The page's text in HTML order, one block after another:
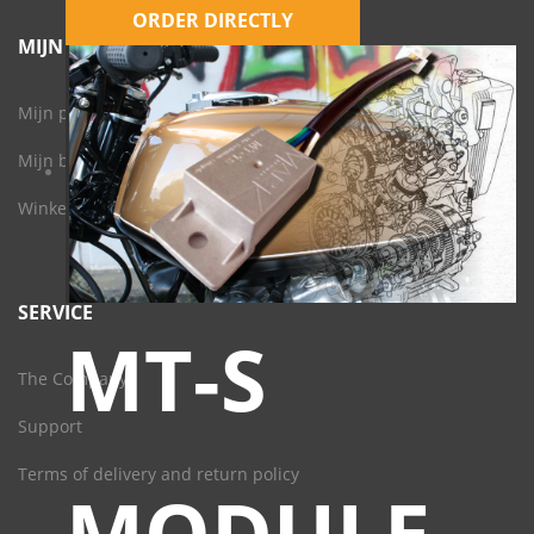
ORDER DIRECTLY
MT-S
MIJN ACCOUNT
Mijn profiel
Mijn bestellingen
Winkelwagen
SERVICE
The Company
Support
Terms of delivery and return policy